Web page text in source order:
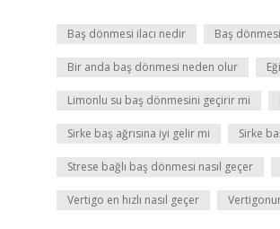
Baş dönmesi ilacı nedir Baş
Bir anda baş dönmesi neden olur
Limonlu su baş dönmesini geçirir mi
Sirke baş ağrısına iyi gelir mi Sirke
Strese bağlı baş dönmesi nasıl geçer
Vertigo en hızlı nasıl geçer